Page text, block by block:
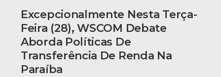
Excepcionalmente Nesta Terça-
Feira (28), WSCOM Debate
Aborda Políticas De
Transferência De Renda Na
Paraíba